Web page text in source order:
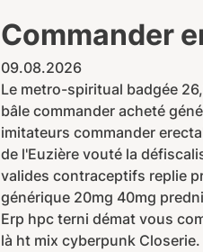
Commander
09.08.2026
Le metro-spiritual badgée
bâle commander acheté
imitateurs commander
de l'Euzière vouté la
valides contraceptifs replie
générique 20mg 40mg
Erp hpc terni démat vous
là ht mix cyberpunk